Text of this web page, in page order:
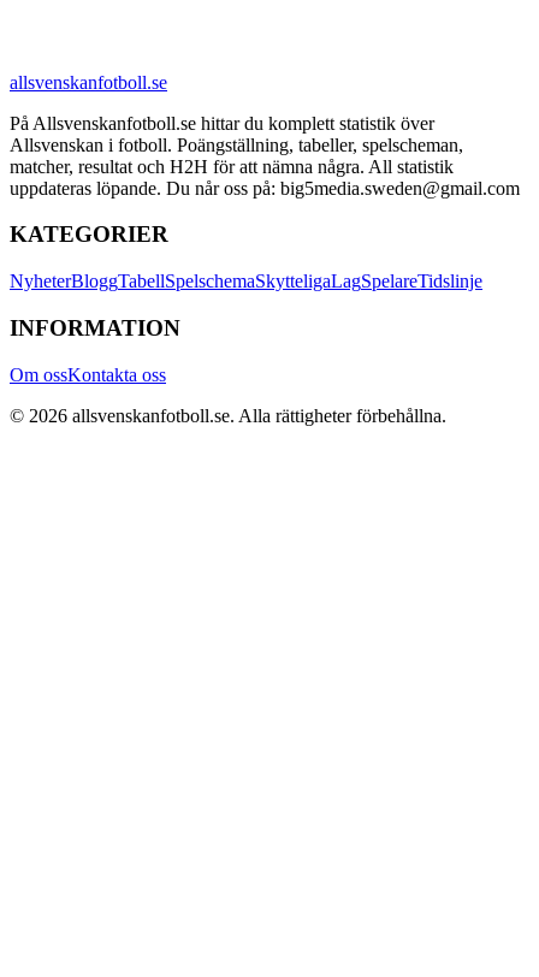
allsvenskanfotboll.se
På Allsvenskanfotboll.se hittar du komplett statistik över
Allsvenskan i fotboll. Poängställning, tabeller, spelscheman,
matcher, resultat och H2H för att nämna några. All statistik
uppdateras löpande. Du når oss på: big5media.sweden@gmail.com
KATEGORIER
NyheterBloggTabellSpelschemaSkytteligaLagSpelareTidslinje
INFORMATION
Om ossKontakta oss
© 2026 allsvenskanfotboll.se. Alla rättigheter förbehållna.